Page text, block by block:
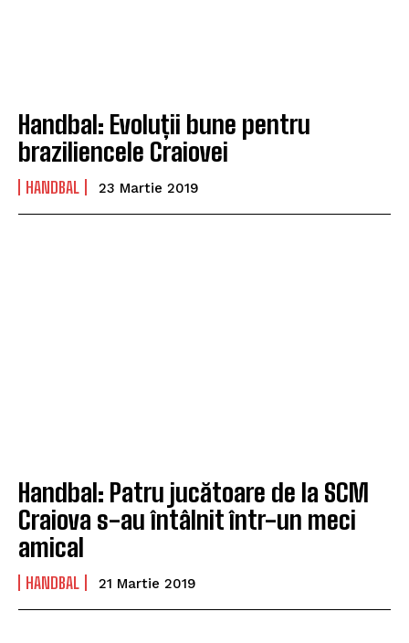
Handbal: Evoluții bune pentru
braziliencele Craiovei
HANDBAL 23 Martie 2019
Handbal: Patru jucătoare de la SCM
Craiova s-au întâlnit într-un meci
amical
HANDBAL 21 Martie 2019